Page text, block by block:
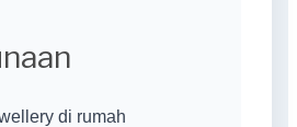
di rumah